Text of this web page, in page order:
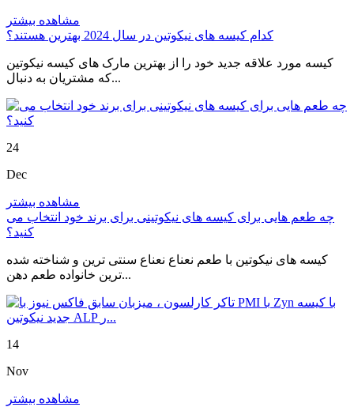
مشاهده بیشتر
کدام کیسه های نیکوتین در سال 2024 بهترین هستند؟
کیسه مورد علاقه جدید خود را از بهترین مارک های کیسه نیکوتین
که مشتریان به دنبال...
24
Dec
مشاهده بیشتر
چه طعم هایی برای کیسه های نیکوتینی برای برند خود انتخاب می
کنید؟
کیسه های نیکوتین با طعم نعناع نعناع سنتی ترین و شناخته شده
ترین خانواده طعم دهن...
14
Nov
مشاهده بیشتر